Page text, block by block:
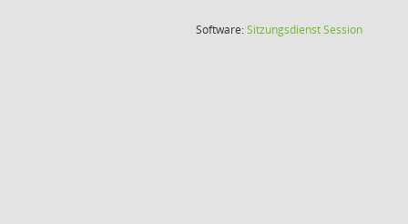
Software:SitzungsdienstSession(Wird in